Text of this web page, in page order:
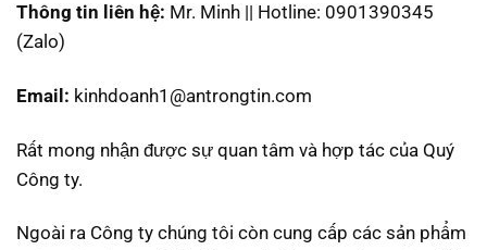
Thông tin liên hệ: Mr. Minh || Hotline: 0901390345
(Zalo)
Email: kinhdoanh1@antrongtin.com
Rất mong nhận được sự quan tâm và hợp tác của Quý
Công ty.
Ngoài ra Công ty chúng tôi còn cung cấp các sản phẩm